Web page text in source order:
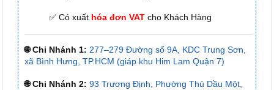
✅ Có xuất hóa đơn VAT cho Khách Hàng
🌐 Chi Nhánh 1: 277–279 Đường số 9A, KDC Trung Sơn,
xã Bình Hưng, TP.HCM (giáp khu Him Lam Quận 7)
🌐 Chi Nhánh 2: 93 Trương Định, Phường Thủ Dầu Một,